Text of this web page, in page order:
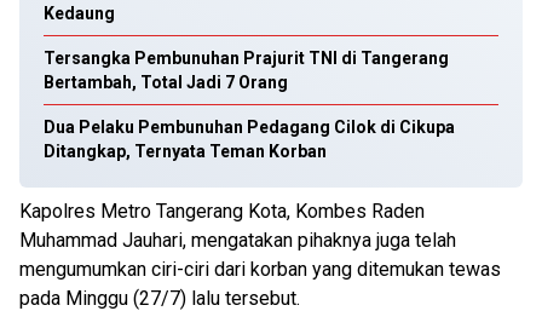
Kedaung
Tersangka Pembunuhan Prajurit TNI di Tangerang
Bertambah, Total Jadi 7 Orang
Dua Pelaku Pembunuhan Pedagang Cilok di Cikupa
Ditangkap, Ternyata Teman Korban
Kapolres Metro Tangerang Kota, Kombes Raden
Muhammad Jauhari, mengatakan pihaknya juga telah
mengumumkan ciri-ciri dari korban yang ditemukan tewas
pada Minggu (27/7) lalu tersebut.